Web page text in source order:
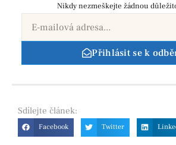
Nikdy nezmeškejte žádnou
Přihlásit se k
Sdílejte článek:
Facebook Twitter